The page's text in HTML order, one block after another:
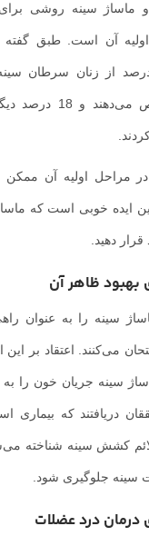
سینه روشی برای
آن است. طبق گفته
25 درصد از زنان سرطان
خودآزمایی تشخیص می‌دهند و
اولیه آن ممکن است
ایده خوبی است که ماساژ
ظاهر آن
را به عنوان راهی
می‌کنند. اعتقاد بر این
جریان خون را به
که بیماری استریا
کشش سینه شناخته
جلوگیری شود.
درد عضلات